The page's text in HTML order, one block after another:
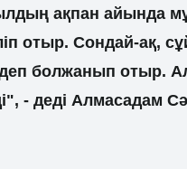
ақпан айында
отыр. Сондай-ақ,
болжанып отыр.
- деді Алмасадам